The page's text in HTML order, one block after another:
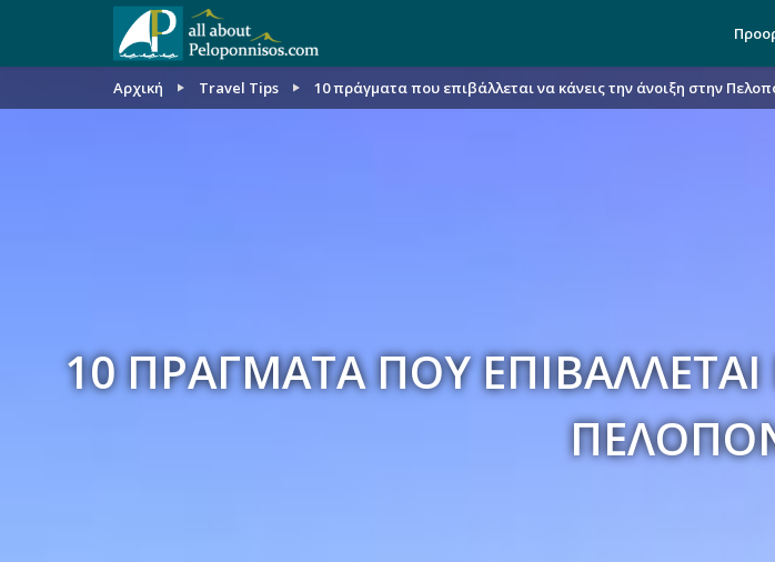
Αρχική Travel Tips 10 πράγματα που επιβάλλεται να κάνεις την άνοιξη στην
10 ΠΡΆΓΜΑΤΑ ΠΟΥ